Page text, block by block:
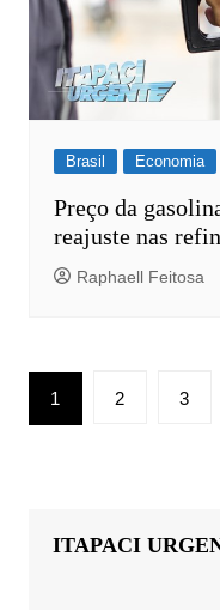
Brasil Economia
Preço da
reajuste nas
Raphaell Feitosa
Paginação
de
1 2 3
ITAPACI